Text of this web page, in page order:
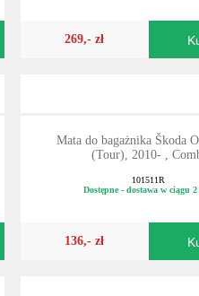
269,- zł
Mata do bagażnika Škoda
(Tour), 2010- ,
101511R
Dostępne - dostawa w ciągu
136,- zł